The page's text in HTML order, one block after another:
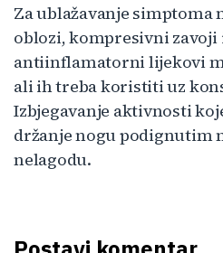
Za ublažavanje
oblozi, kompresivni
antiinflamatorni lijekovi
ali ih treba koristiti uz
Izbjegavanje aktivnosti
držanje nogu podignutim
nelagodu.